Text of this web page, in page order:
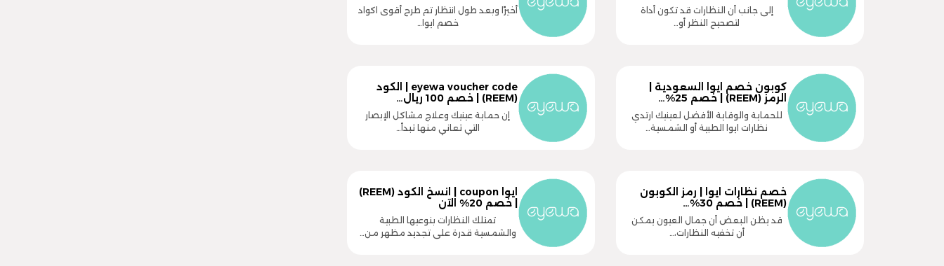
إلى جانب أن النظارات قد تكون أداة
لتصحيح النظر أو…
أخيرًا وبعد طول انتظار تم طرح أقوى اكواد
خصم ايوا…
كوبون خصم ايوا السعودية |
الرمز (REEM) | خصم 25%…
للحماية والوقاية الأفضل لعينيك ارتدي
نظارات ايوا الطبية أو الشمسية…
eyewa voucher code | الكود
(REEM) | خصم 100 ريال…
إن حماية عينيك وعلاج مشاكل الإبصار
التي تعاني منها تبدأ…
خصم نظارات ايوا | رمز الكوبون
(REEM) | خصم 30%…
قد يظن البعض أن جمال العيون يمكن
أن تخفيه النظارات،…
ايوا coupon | انسخ الكود (REEM)
| خصم 20% الآن
تمتلك النظارات بنوعيها الطبية
والشمسية قدرة على تجديد مظهر من…